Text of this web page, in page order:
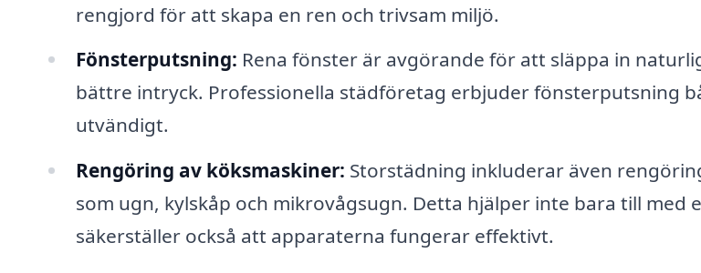
rengjord för att skapa en ren och trivsam miljö.
Fönsterputsning: Rena fönster är avgörande för att släppa in
bättre intryck. Professionella städföretag erbjuder fönsterputsning
utvändigt.
Rengöring av köksmaskiner: Storstädning inkluderar även
som ugn, kylskåp och mikrovågsugn. Detta hjälper inte bara till med
säkerställer också att apparaterna fungerar effektivt.